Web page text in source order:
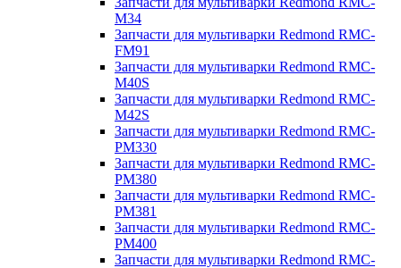
M34
Запчасти для мультиварки Redmond RMC-
FM91
Запчасти для мультиварки Redmond RMC-
M40S
Запчасти для мультиварки Redmond RMC-
M42S
Запчасти для мультиварки Redmond RMC-
PM330
Запчасти для мультиварки Redmond RMC-
PM380
Запчасти для мультиварки Redmond RMC-
PM381
Запчасти для мультиварки Redmond RMC-
PM400
Запчасти для мультиварки Redmond RMC-